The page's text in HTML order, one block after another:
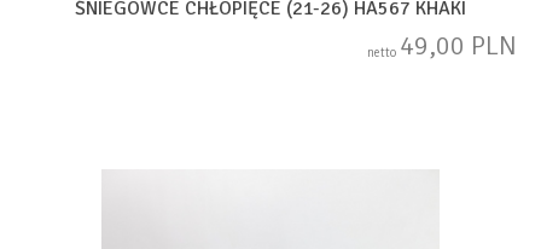
ŚNIEGOWCE CHŁOPIĘCE (21-26) HA567 KHAKI
netto 49,00 PLN